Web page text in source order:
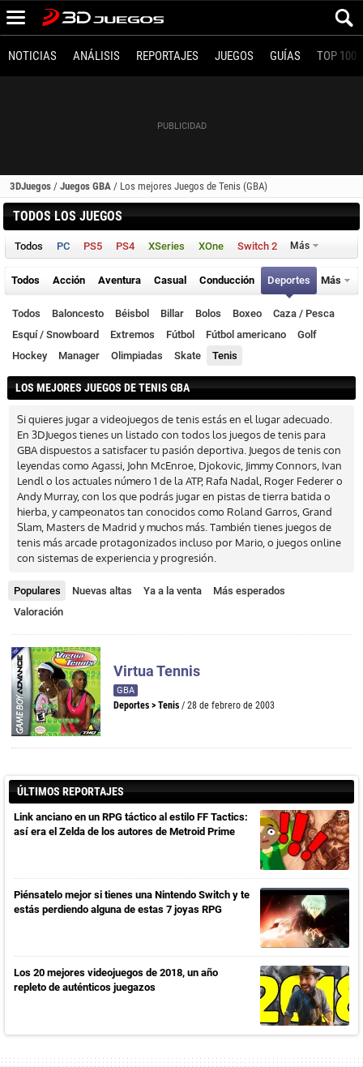
NOTICIAS ANÁLISIS REPORTAJES JUEGOS GUÍAS TOP 100
3DJuegos / Juegos GBA / Los mejores Juegos de Tenis (GBA)
TODOS LOS JUEGOS
Todos PC PS5 PS4 XSeries XOne Switch 2 Más
Todos Acción Aventura Casual Conducción Deportes Más
Todos Baloncesto Béisbol Billar Bolos Boxeo
Caza / Pesca
Esquí / Snowboard
Extremos Fútbol Fútbol americano
Golf
Hockey
Manager Olimpiadas Skate Tenis
LOS MEJORES JUEGOS DE TENIS GBA
Si quieres jugar a videojuegos de tenis estás en el lugar adecuado.
En 3DJuegos tienes un listado con todos los juegos de tenis para
GBA dispuestos a satisfacer tu pasión deportiva. Juegos de tenis con
leyendas como Agassi, John McEnroe, Djokovic, Jimmy Connors, Ivan
Lendl o los actuales número 1 de la ATP, Rafa Nadal, Roger Federer o
Andy Murray, con los que podrás jugar en pistas de tierra batida o
hierba, y campeonatos tan conocidos como Roland Garros, Grand
Slam, Masters de Madrid y muchos más. También tienes juegos de
tenis más arcade protagonizados incluso por Mario, o juegos online
con sistemas de experiencia y progresión.
Populares Nuevas altas Ya a la venta
Más esperados
Valoración
Virtua Tennis
GBA
Deportes > Tenis / 28 de febrero de 2003
ÚLTIMOS REPORTAJES
Link anciano en un RPG táctico al estilo FF Tactics:
así era el Zelda de los autores de Metroid Prime
Piénsatelo mejor si tienes una Nintendo Switch y te
estás perdiendo alguna de estas 7 joyas RPG
Los 20 mejores videojuegos de 2018, un año
repleto de auténticos juegazos